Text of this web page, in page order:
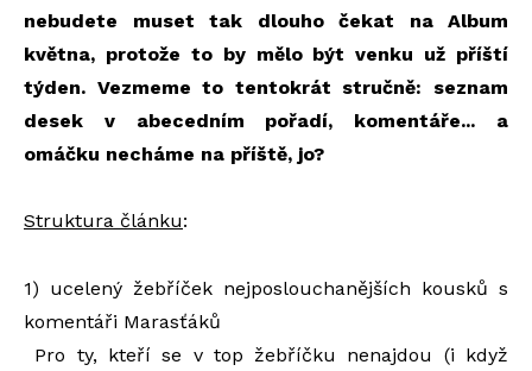
nebudete muset tak dlouho čekat na Album
května, protože to by mělo být venku už příští
týden. Vezmeme to tentokrát stručně: seznam
desek v abecedním pořadí, komentáře... a
omáčku necháme na příště, jo?
Struktura článku:
1) ucelený žebříček nejposlouchanějších kousků s
komentáři Marasťáků
Pro ty, kteří se v top žebříčku nenajdou (i když